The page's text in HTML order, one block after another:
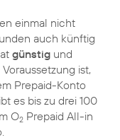
einmal nicht
auch künftig
günstig und
Voraussetzung ist,
Prepaid-Konto
es bis zu drei 100
O2 Prepaid All-in